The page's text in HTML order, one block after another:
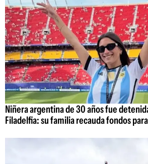
Niñera argentina de 30 años fue
Filadelfia: su familia recauda fondos